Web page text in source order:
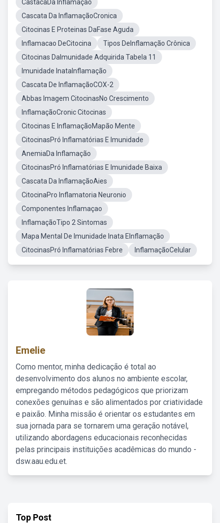
CastacaDa Inflamação
Cascata Da InflamaçãoCronica
Citocinas E Proteinas DaFase Aguda
Inflamacao DeCitocina
Tipos DeInflamação Crônica
Citocinas DaImunidade Adquirida Tabela 11
Imunidade InataInflamação
Cascata De InflamaçãoCOX-2
Abbas Imagem CitocinasNo Crescimento
InflamaçãoCronic Citocinas
Citocinas E InflamaçãoMapão Mente
CitocinasPró Inflamatórias E Imunidade
AnemiaDa Inflamação
CitocinasPró Inflamatórias E Imunidade Baixa
Cascata Da InflamaçãoAies
CitocinaPro Inflamatoria Neuronio
Componentes Inflamaçao
InflamaçãoTipo 2 Sintomas
Mapa Mental De Imunidade Inata EInflamação
CitocinasPró Inflamatórias Febre
InflamaçãoCelular
Emelie
Como mentor, minha dedicação é total ao
desenvolvimento dos alunos no ambiente escolar,
empregando métodos pedagógicos que priorizam
conexões genuínas e são alimentados por criatividade
e paixão. Minha missão é orientar os estudantes em
sua jornada para se tornarem uma geração notável,
utilizando abordagens educacionais reconhecidas
pelas principais instituições acadêmicas do mundo -
dsw.aau.edu.et.
Top Post